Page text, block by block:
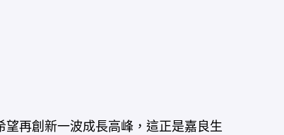
再創新一波成長高峰，這正是嘉良生